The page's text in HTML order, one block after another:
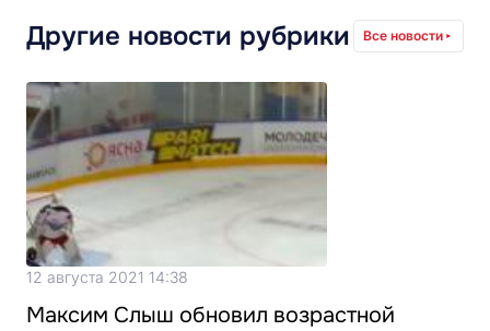
Другие новости рубрики Все новости
12 августа 2021 14:38
Максим Слыш обновил возрастной